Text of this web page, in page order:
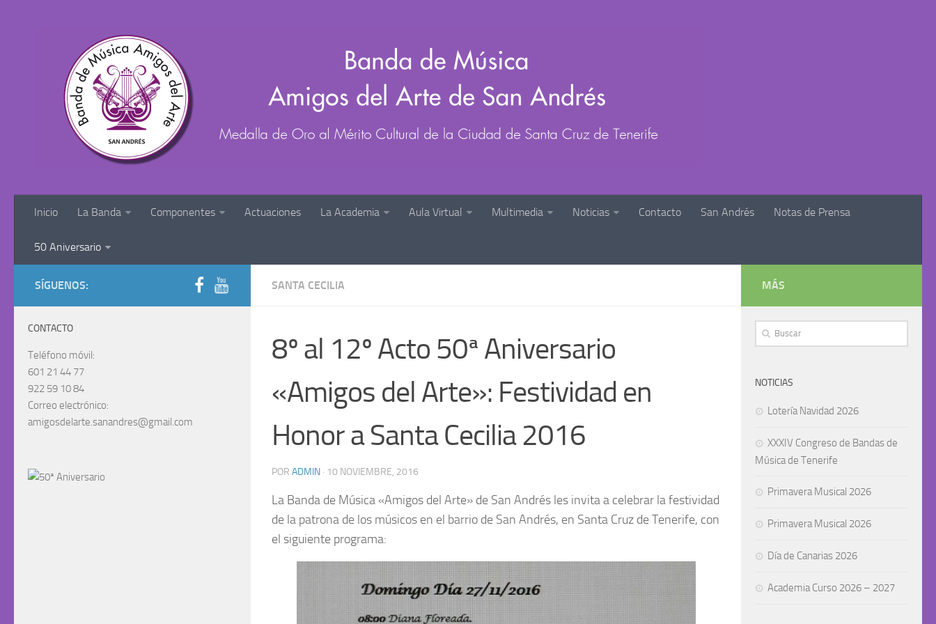
Inicio La Banda Componentes Actuaciones La Academia Aula Virtual Multimedia Noticias Contacto San Andrés Notas de Prensa
50 Aniversario
SANTA CECILIA
8º al 12º Acto 50ª Aniversario
«Amigos del Arte»: Festividad en
Honor a Santa Cecilia 2016
POR ADMIN · 10 NOVIEMBRE, 2016
La Banda de Música «Amigos del Arte» de San Andrés les invita a celebrar la festividad
de la patrona de los músicos en el barrio de San Andrés, en Santa Cruz de Tenerife, con
el siguiente programa:
SÍGUENOS:
CONTACTO
Teléfono móvil:
601 21 44 77
922 59 10 84
Correo electrónico:
amigosdelarte.sanandres@gmail.com
MÁS
NOTICIAS
Lotería Navidad 2026
XXXIV Congreso de Bandas de
Música de Tenerife
Primavera Musical 2026
Primavera Musical 2026
Día de Canarias 2026
Academia Curso 2026 – 2027